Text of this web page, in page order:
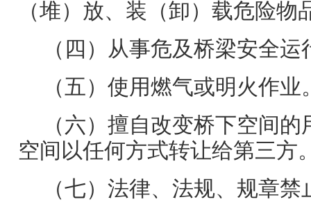
（堆）放、装（卸）载危险物
（四）从事危及桥梁安全
（五）使用燃气或明火作业
（六）擅自改变桥下空间
空间以任何方式转让给第三方
（七）法律、法规、规章